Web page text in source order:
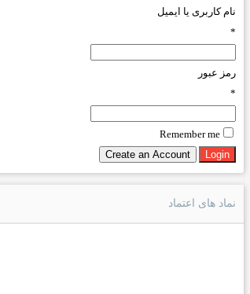
نام کاربری یا ایمیل
*
رمز عبور
*
Remember me
نماد های اعتماد